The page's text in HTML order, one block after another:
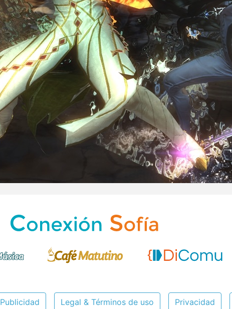
Publicidad Legal & Términos de uso Privacidad